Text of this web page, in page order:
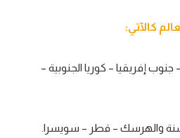
كالآتي:
إفريقيا – كوريا الجنوبية –
والهرسك – قطر – سويسرا.